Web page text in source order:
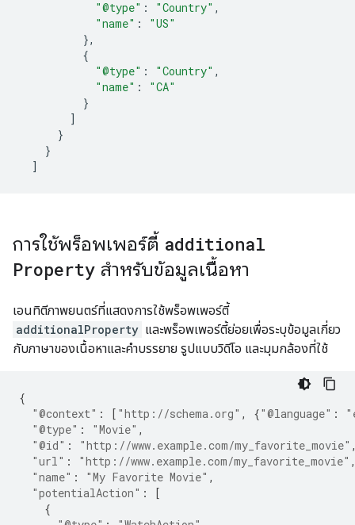
"@type" : "Country" ,
"name" :
"US"
},
{
"@type" : "Country" ,
"name" :
"CA"
}
]
}
}
]
การใช้พร็อพเพอร์ตี้ additional
Property สำหรับข้อมูลเนื้อหา
เอนทิตีภาพยนตร์ที่แสดงการใช้พร็อพเพอร์ตี้
additionalProperty และพร็อพเพอร์ตี้ย่อยเพื่อระบุข้อมูลเกี่ยว
กับภาษาของเนื้อหาและคำบรรยาย รูปแบบวิดีโอ และมุมกล้องที่ใช้
{
"@context" : [ "http://schema.org" , {"@language" :
"@type" : "Movie" ,
"@id" : "http://www.example.com/my_favorite_movie"
"url" : "http://www.example.com/my_favorite_movie"
"name" : "My Favorite Movie" ,
"potentialAction" :
[
{